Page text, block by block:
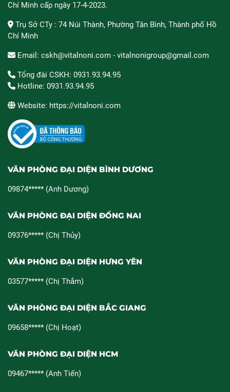
Chí Minh cấp ngày 17-4-2023.
Trụ Sở CTy : 74 Núi Thành, Phường Tân Bình, Thành phố Hồ
Chí Minh
Email: cskh@vitalnoni.com - vitalnonigroup@gmail.com
Tổng đài CSKH: 0931.93.94.95
Hotline: 0931.93.94.95
Website: https://vitalnoni.com
VĂN PHÒNG ĐẠI DIỆN BÌNH DƯƠNG
09874***** (Anh Dương)
VĂN PHÒNG ĐẠI DIỆN ĐỒNG NAI
09376***** (Chị Thủy)
VĂN PHÒNG ĐẠI DIỆN HƯNG YÊN
03577***** (Chị Thắm)
VĂN PHÒNG ĐẠI DIỆN BẮC GIANG
09658***** (Chị Hoạt)
VĂN PHÒNG ĐẠI DIỆN HCM
09467***** (Anh Tiến)